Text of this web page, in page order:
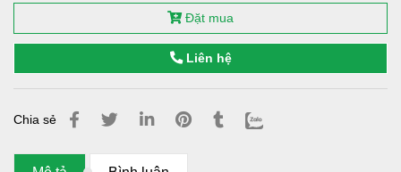
Đặt mua
Liên hệ
Chia sẻ